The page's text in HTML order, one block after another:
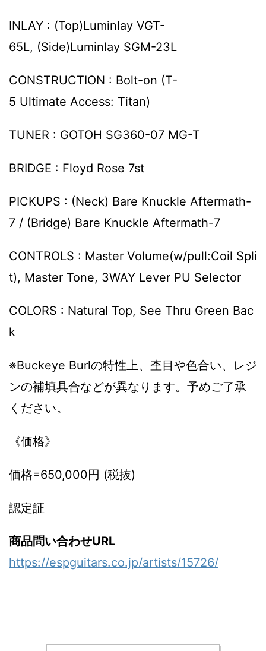
INLAY : (Top)Luminlay VGT-
65L, (Side)Luminlay SGM-23L
CONSTRUCTION : Bolt-on (T-
5 Ultimate Access: Titan)
TUNER : GOTOH SG360-07 MG-T
BRIDGE : Floyd Rose 7st
PICKUPS : (Neck) Bare Knuckle Aftermath-
7 / (Bridge) Bare Knuckle Aftermath-7
CONTROLS : Master Volume(w/pull:Coil Spli
t), Master Tone, 3WAY Lever PU Selector
COLORS : Natural Top, See Thru Green Bac
k
※Buckeye Burlの特性上、杢目や色合い、レジ
ンの補填具合などが異なります。予めご了承
ください。
《価格》
価格=650,000円 (税抜)
認定証
商品問い合わせURL
https://espguitars.co.jp/artists/15726/